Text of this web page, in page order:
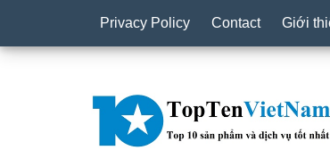
Privacy Policy Contact Giới